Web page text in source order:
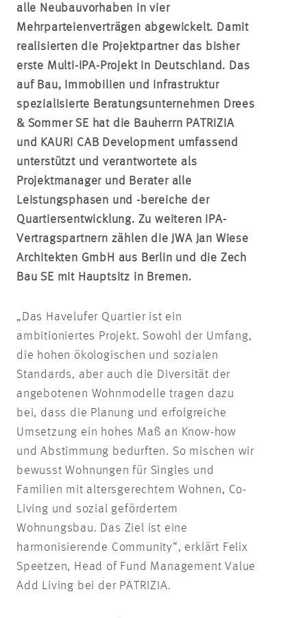
alle Neubauvorhaben in vier
Mehrparteienverträgen abgewickelt. Damit
realisierten die Projektpartner das bisher
erste Multi-IPA-Projekt in Deutschland. Das
auf Bau, Immobilien und Infrastruktur
spezialisierte Beratungsunternehmen Drees
& Sommer SE hat die Bauherrn PATRIZIA
und KAURI CAB Development umfassend
unterstützt und verantwortete als
Projektmanager und Berater alle
Leistungsphasen und -bereiche der
Quartiersentwicklung. Zu weiteren IPA-
Vertragspartnern zählen die JWA Jan Wiese
Architekten GmbH aus Berlin und die Zech
Bau SE mit Hauptsitz in Bremen.
„Das Havelufer Quartier ist ein
ambitioniertes Projekt. Sowohl der Umfang,
die hohen ökologischen und sozialen
Standards, aber auch die Diversität der
angebotenen Wohnmodelle tragen dazu
bei, dass die Planung und erfolgreiche
Umsetzung ein hohes Maß an Know-how
und Abstimmung bedurften. So mischen wir
bewusst Wohnungen für Singles und
Familien mit altersgerechtem Wohnen, Co-
Living und sozial gefördertem
Wohnungsbau. Das Ziel ist eine
harmonisierende Community“, erklärt Felix
Speetzen, Head of Fund Management Value
Add Living bei der PATRIZIA.